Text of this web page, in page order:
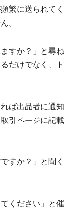
繁に送られてく
。
すか？」と尋ね
だけでなく、ト
ば出品者に通知
引ページに記載
すか？」と聞く
ください」と催